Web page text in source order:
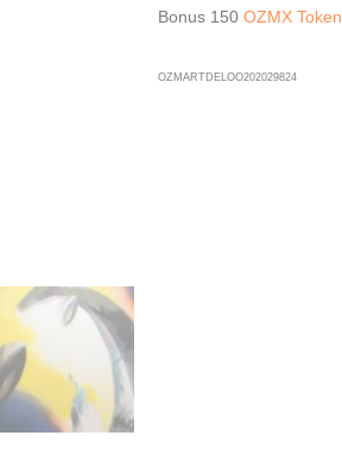
Bonus 150 OZMX Token
OZMARTDELOO202029824